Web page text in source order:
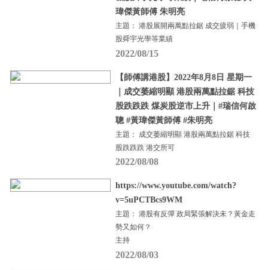
瑋傑黃師傅 朱明亮
主題： 港股展開兩萬點拉鋸 成交疲弱｜手機
股舜宇光學等業績
2022/08/15
【師傅講港股】2022年8月8日 星期一
｜成交萎縮明顯 港股兩萬點拉鋸 科技
股跌跌跌 煤炭股逆市上升｜#瑞信何啟
聰 #黃瑋傑黃師傅 #朱明亮
主題： 成交萎縮明顯 港股兩萬點拉鋸 科技
股跌跌跌 港交所可
2022/08/08
https://www.youtube.com/watch?
v=5uPCTBcs9WM
主題： 港股有反彈 政局緊張解決未？黃金走
勢又如何？
主持
2022/08/03